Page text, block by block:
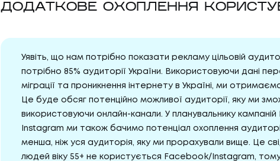
ДОДАТКОВЕ ОХОПЛЕННЯ
Уявіть, що нам потрібно показати рекламу цільовій
потрібно 85% аудиторії України. Використовуючи дані
міграції та проникнення інтернету в Україні, ми
Це буде обсяг потенційно можливої аудиторії, яку ми
використовуючи онлайн-канали. У планувальнику
Instagram ми також бачимо потенціал охоплення
менша, ніж уся аудиторія, яку ми прорахували вище. Це
людей віку 55+ не користується Facebook/Instagram, тому